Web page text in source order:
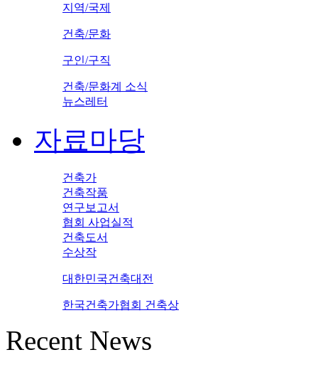
지역/국제
건축/문화
구인/구직
건축/문화계 소식
뉴스레터
자료마당
건축가
건축작품
연구보고서
협회 사업실적
건축도서
수상작
대한민국건축대전
한국건축가협회 건축상
Recent News